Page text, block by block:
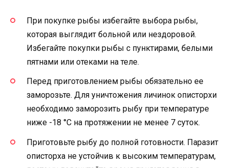
При покупке рыбы избегайте выбора рыбы,
которая выглядит больной или нездоровой.
Избегайте покупки рыбы с пунктирами, белыми
пятнами или отеками на теле.
Перед приготовлением рыбы обязательно ее
заморозьте. Для уничтожения личинок описторхи
необходимо заморозить рыбу при температуре
ниже -18 °C на протяжении не менее 7 суток.
Приготовьте рыбу до полной готовности. Паразит
описторха не устойчив к высоким температурам,